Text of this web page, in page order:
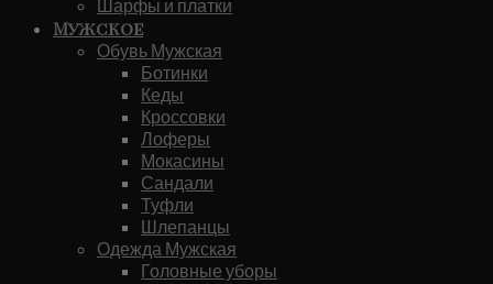
Шарфы и платки
Мужское
Обувь Мужская
Ботинки
Кеды
Кроссовки
Лоферы
Мокасины
Сандали
Туфли
Шлепанцы
Одежда Мужская
Головные уборы